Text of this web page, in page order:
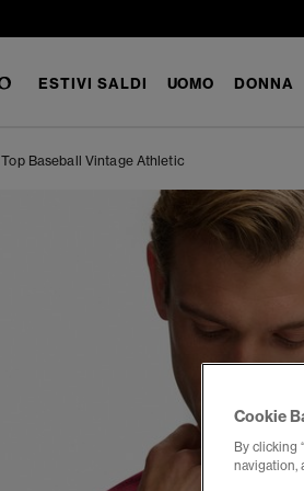
ESTIVI SALDI UOMO DONNA
Top Baseball Vintage Athletic
Cookie
By clicking
navigation,